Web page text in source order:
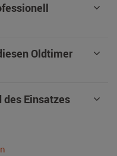
Oldtimer
des Einsatzes